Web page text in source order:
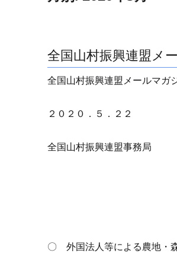
全国山村振興連盟メ
全国山村振興連盟メールマガ
２０２０．５．２２
全国山村振興連盟事務局
〇 外国法人等による農地・